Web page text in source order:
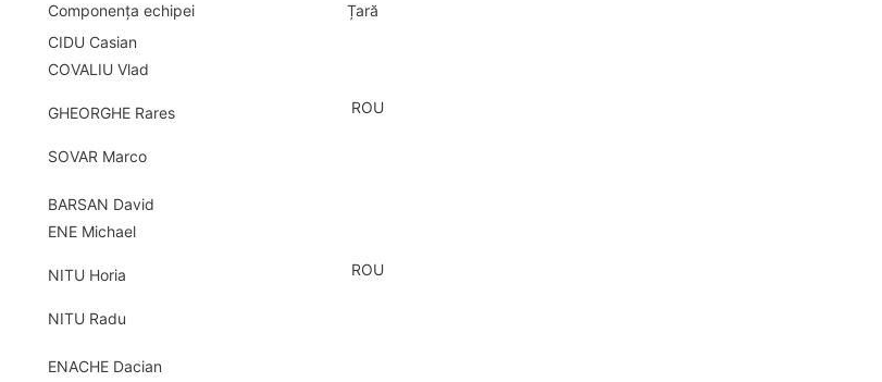
Componența echipei Țară
CIDU Casian
COVALIU Vlad
GHEORGHE Rares
SOVAR Marco
ROU
BARSAN David
ENE Michael
NITU Horia
NITU Radu
ROU
ENACHE Dacian